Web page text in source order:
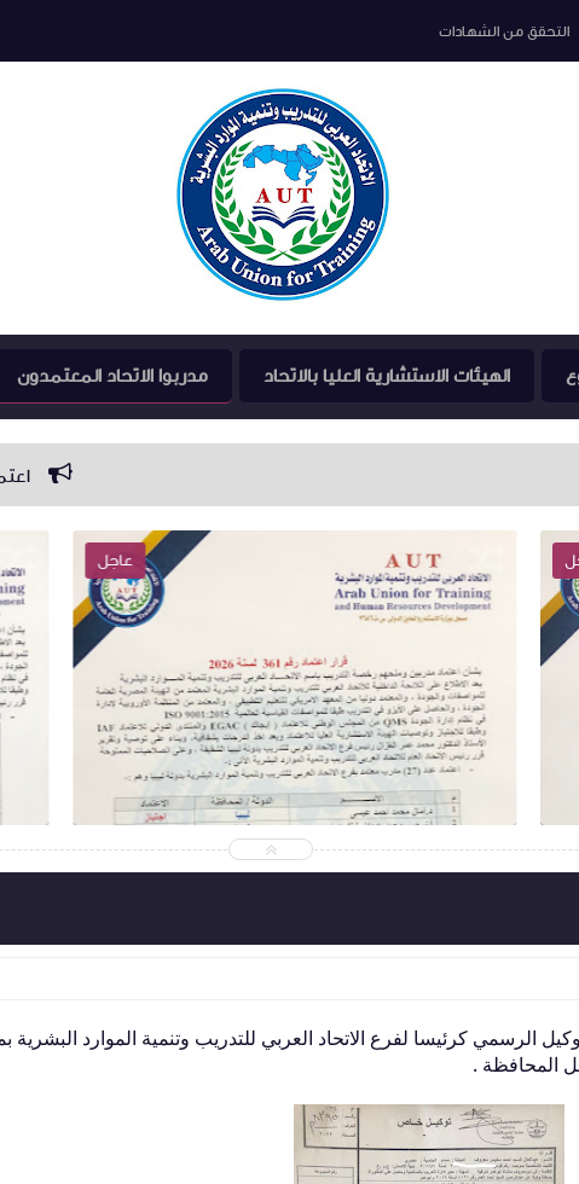
التحقق من الشهادات
الهيئات الاستشارية العليا بالاتحاد مدربوا الاتحاد المعتمدون
عاجل عاجل
2026-05-19
abdelaalmaroof
شاهد الموضوع
الرسمي كرئيسا لفرع الاتحاد العربي للتدريب وتنمية الموارد البشرية
المحافظة .